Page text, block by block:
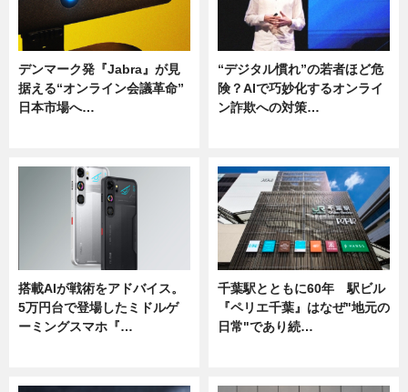
デンマーク発『Jabra』が見
据える“オンライン会議革命”
日本市場へ…
“デジタル慣れ”の若者ほど危
険？AIで巧妙化するオンライ
ン詐欺への対策…
搭載AIが戦術をアドバイス。
5万円台で登場したミドルゲ
ーミングスマホ『…
千葉駅とともに60年 駅ビル
『ペリエ千葉』はなぜ"地元の
日常"であり続…